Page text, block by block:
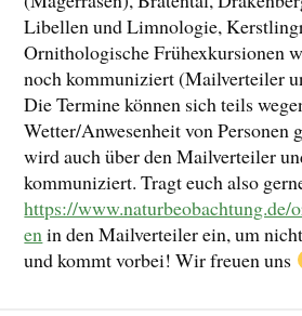
Libellen und Limnologie,
Ornithologische Frühexkursionen
noch kommuniziert (Mailverteiler
Die Termine können sich teils
Wetter/Anwesenheit von Personen
wird auch über den Mailverteiler
kommuniziert. Tragt euch also
https://www.naturbeobachtung.de/
en in den Mailverteiler ein, um
und kommt vorbei! Wir freuen uns